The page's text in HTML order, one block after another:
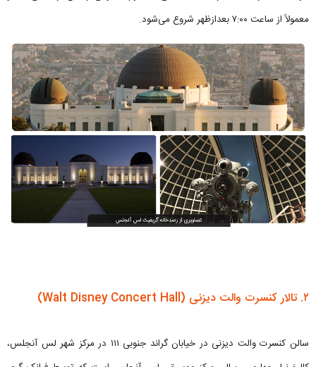
معمولاً از ساعت ۷:۰۰ بعدازظهر شروع می‌شود.
۲. تالار کنسرت والت دیزنی (Walt Disney Concert Hall)
سالن کنسرت والت دیزنی در خیابان گراند جنوبی ۱۱۱ در مرکز شهر لس آنجلس،